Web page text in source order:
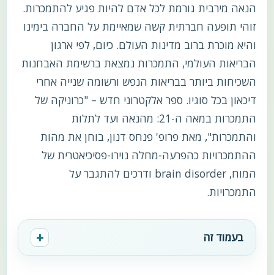
הנאה מירבית גורמת לכל אדם להיות פגיע להתמכרות.
זוהי תופעה חברתית קשה שמאיימת על החברה בימינו
והיא מוכרת ברוב מדינות העולם. כיום, לפי ארגון
הבריאות העולמי, התמכרות נמצאת ברשימת האבחנות
השכיחות ביותר בבריאות הנפש ורשומה שנייה אחרי
דיכאון בכל סוגיו. ספר אלקטרוני חדש – "כרוניקה של
התמכרות במאה ה-21: מהנאה ועד לתלות
והתמכרות", מאת פרופ' פנחס דנון, בוחן את מהות
ההתמכרויות כהפרעה-מחלה נוירו-פסיכיאטרית של
המוח, brain disorder ודרכים להתגבר על
התמכרויות.
בעמוד זה